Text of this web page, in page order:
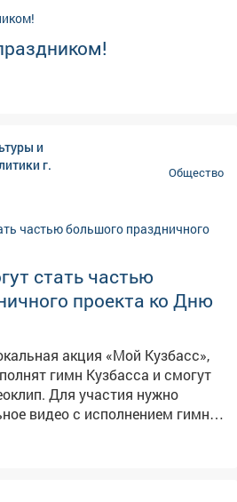
и
г.
Общество
стать частью
проекта ко Дню
акция «Мой Кузбасс»,
гимн Кузбасса и смогут
нужно
видео с исполнением гимна
его на своей
с хештегом #МойКузбасс.